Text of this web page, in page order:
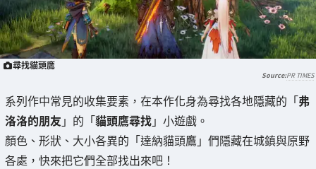
尋找貓頭鷹
PR TIMES
系列作中常見的收集要素，在本作化身為尋找各地隱藏的「弗
洛洛的朋友 」的「貓頭鷹尋找」小遊戲。
顏色、形狀、大小各異的「達納貓頭鷹」們隱藏在城鎮與原野
各處，快來把它們全部找出來吧！